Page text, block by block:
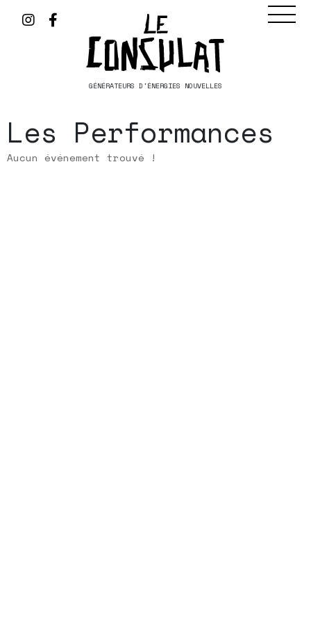
GÉNÉRATEURS D'ÉNERGIES NOUVELLES
Les Performances
Aucun événement trouvé !